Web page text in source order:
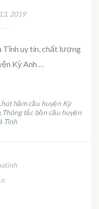
2019
Tĩnh uy tín, chất lượng
Kỳ Anh …
hút hầm cầu huyện Kỳ
,Thông tắc bồn cầu huyện
Tĩnh